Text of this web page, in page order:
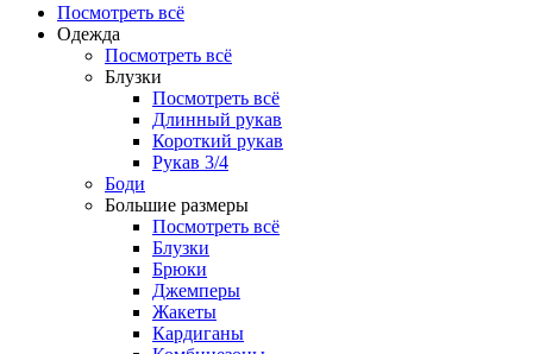
Посмотреть всё
Одежда
Посмотреть всё
Блузки
Посмотреть всё
Длинный рукав
Короткий рукав
Рукав 3/4
Боди
Большие размеры
Посмотреть всё
Блузки
Брюки
Джемперы
Жакеты
Кардиганы